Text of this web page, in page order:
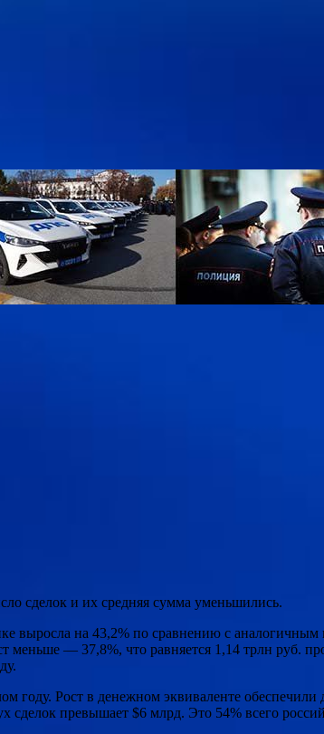
сделок и их средняя сумма уменьшились.
выросла на 43,2% по сравнению с
— 37,8%, что равняется 1,14 трлн руб.
году. Рост в денежном эквиваленте
превышает $6 млрд. Это 54% всего